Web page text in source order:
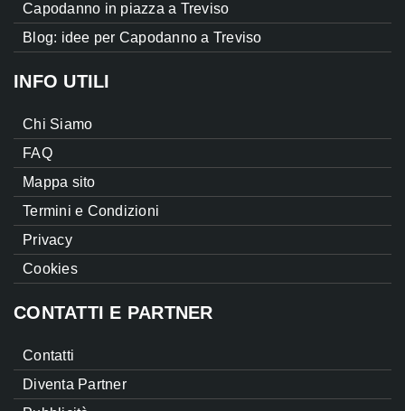
Capodanno in piazza a Treviso
Blog: idee per Capodanno a Treviso
INFO UTILI
Chi Siamo
FAQ
Mappa sito
Termini e Condizioni
Privacy
Cookies
CONTATTI E PARTNER
Contatti
Diventa Partner